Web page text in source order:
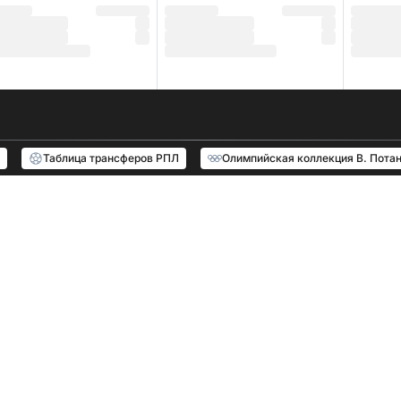
Таблица трансферов РПЛ Олимпийская коллекция В.